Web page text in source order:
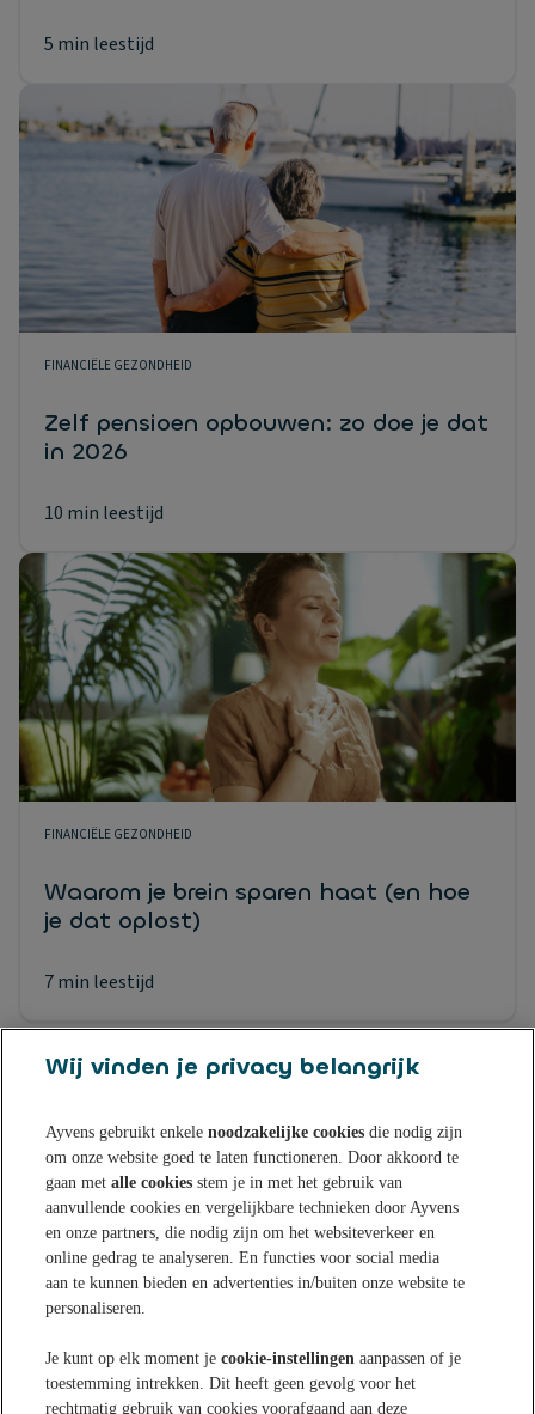
5 min leestijd
FINANCIËLE GEZONDHEID
Zelf pensioen opbouwen: zo doe je dat
in 2026
10 min leestijd
FINANCIËLE GEZONDHEID
Waarom je brein sparen haat (en hoe
je dat oplost)
7 min leestijd
Sparen bij Ayvens Bank
Onze Online Spaarrekening
Onze Spaarvormen
Onze Sparen App
Actuele rentestanden
Tips & Inspiratie
Nieuws
Over ons
Wij vinden je privacy belangrijk
Ayvens gebruikt enkelenoodzakelijke cookies die nodig zijn
om onze website goed te laten functioneren. Door akkoord te
gaan metalle cookies stem je in met het gebruik van
aanvullende cookies en vergelijkbare technieken door Ayvens
en onze partners, die nodig zijn om het websiteverkeer en
online gedrag te analyseren. En functies voor social media
aan te kunnen bieden en advertenties in/buiten onze website te
personaliseren.
Je kunt op elk moment jecookie-instellingen aanpassen of je
toestemming intrekken. Dit heeft geen gevolg voor het
rechtmatig gebruik van cookies voorafgaand aan deze